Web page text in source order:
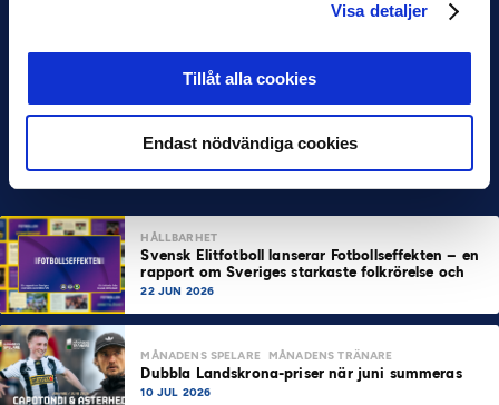
Visa detaljer
Tillåt alla cookies
Endast nödvändiga cookies
HÅLLBARHET
Svensk Elitfotboll lanserar Fotbollseffekten – en
rapport om Sveriges starkaste folkrörelse och
samhällskraft
22 JUN 2026
MÅNADENS SPELARE MÅNADENS TRÄNARE
Dubbla Landskrona-priser när juni summeras
10 JUL 2026